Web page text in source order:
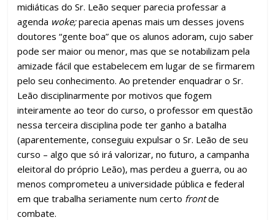
midiáticas do Sr. Leão sequer parecia professar a
agenda woke;parecia apenas mais um desses jovens
doutores “gente boa” que os alunos adoram, cujo saber
pode ser maior ou menor, mas que se notabilizam pela
amizade fácil que estabelecem em lugar de se firmarem
pelo seu conhecimento. Ao pretender enquadrar o Sr.
Leão disciplinarmente por motivos que fogem
inteiramente ao teor do curso, o professor em questão
nessa terceira disciplina pode ter ganho a batalha
(aparentemente, conseguiu expulsar o Sr. Leão de seu
curso – algo que só irá valorizar, no futuro, a campanha
eleitoral do próprio Leão), mas perdeu a guerra, ou ao
menos comprometeu a universidade pública e federal
em que trabalha seriamente num certo frontde
combate.